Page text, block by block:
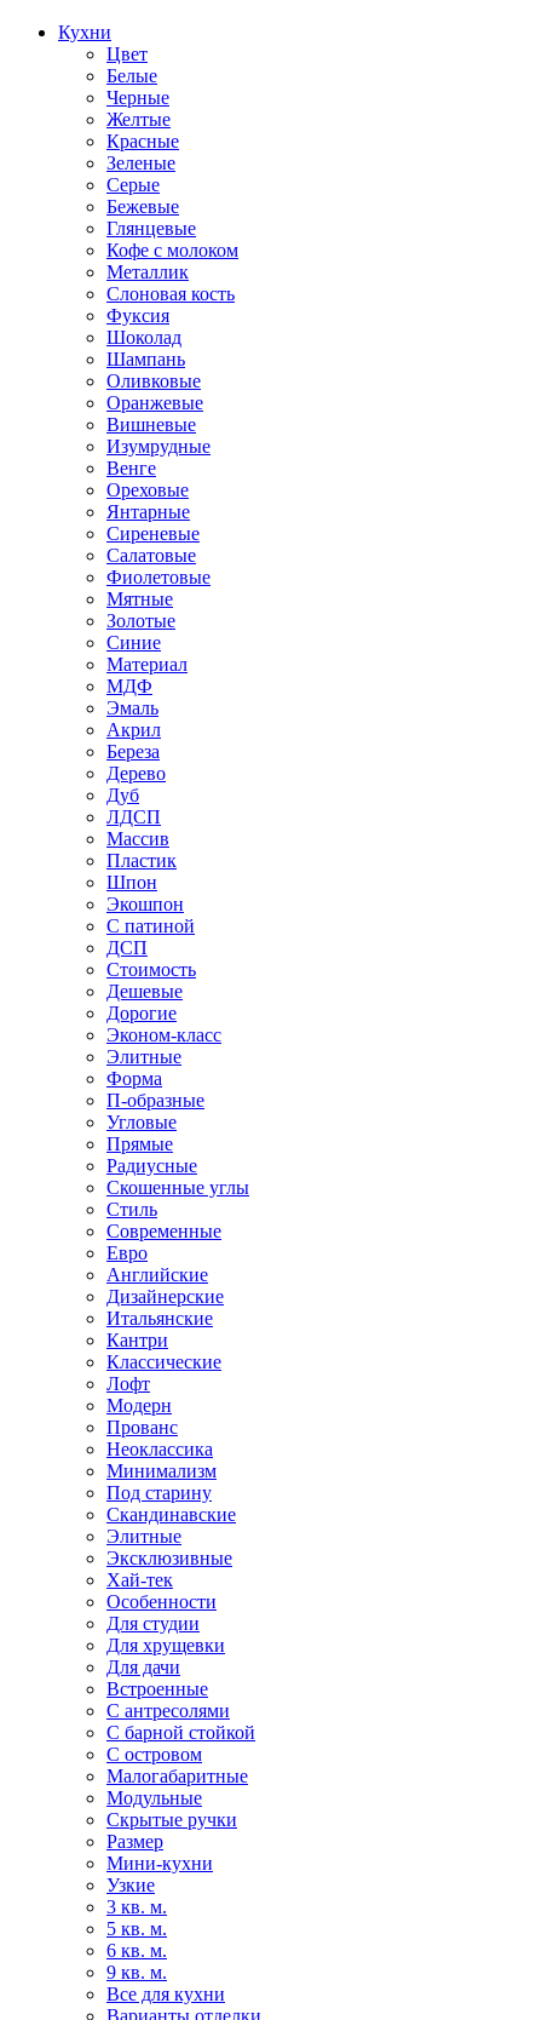
Кухни
Цвет
Белые
Черные
Желтые
Красные
Зеленые
Серые
Бежевые
Глянцевые
Кофе с молоком
Металлик
Слоновая кость
Фуксия
Шоколад
Шампань
Оливковые
Оранжевые
Вишневые
Изумрудные
Венге
Ореховые
Янтарные
Сиреневые
Салатовые
Фиолетовые
Мятные
Золотые
Синие
Материал
МДФ
Эмаль
Акрил
Береза
Дерево
Дуб
ЛДСП
Массив
Пластик
Шпон
Экошпон
С патиной
ДСП
Стоимость
Дешевые
Дорогие
Эконом-класс
Элитные
Форма
П-образные
Угловые
Прямые
Радиусные
Скошенные углы
Стиль
Современные
Евро
Английские
Дизайнерские
Итальянские
Кантри
Классические
Лофт
Модерн
Прованс
Неоклассика
Минимализм
Под старину
Скандинавские
Элитные
Эксклюзивные
Хай-тек
Особенности
Для студии
Для хрущевки
Для дачи
Встроенные
С антресолями
С барной стойкой
С островом
Малогабаритные
Модульные
Скрытые ручки
Размер
Мини-кухни
Узкие
3 кв. м.
5 кв. м.
6 кв. м.
9 кв. м.
Все для кухни
Варианты отделки